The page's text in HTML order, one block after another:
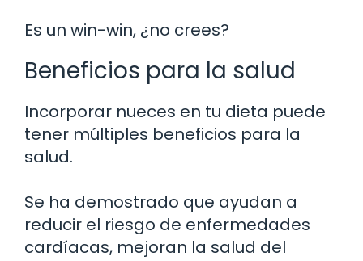
Es un win-win, ¿no crees?
Beneficios para la salud
Incorporar nueces en tu dieta puede
tener múltiples beneficios para la
salud.
Se ha demostrado que ayudan a
reducir el riesgo de enfermedades
cardíacas, mejoran la salud del